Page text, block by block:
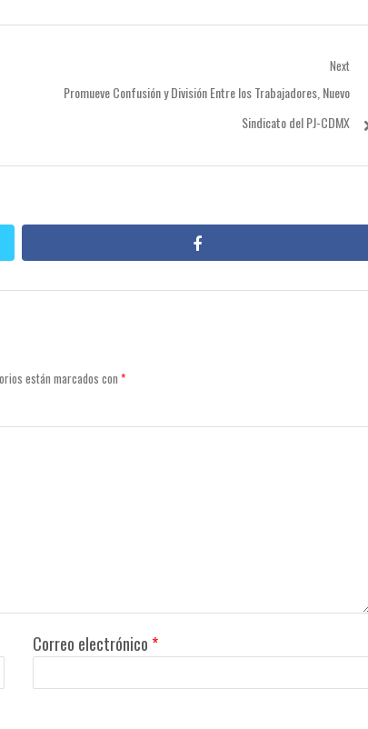
Next
Next
Promueve Confusión y División Entre los Trabajadores, Nuevo
Sindicato del PJ-CDMX
facebook
están marcados con *
Correo electrónico *